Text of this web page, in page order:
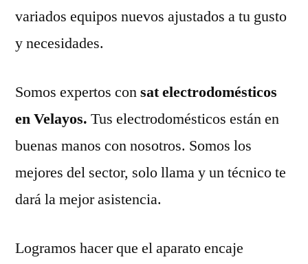
variados equipos nuevos ajustados a tu gusto
y necesidades.
Somos expertos consat electrodomésticos
en Velayos. Tus electrodomésticos están en
buenas manos con nosotros. Somos los
mejores del sector, solo llama y un técnico te
dará la mejor asistencia.
Logramos hacer que el aparato encaje